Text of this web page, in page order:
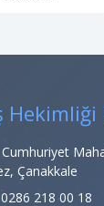
Hekimliği
Cumhuriyet
Çanakkale
0286 218 00 18